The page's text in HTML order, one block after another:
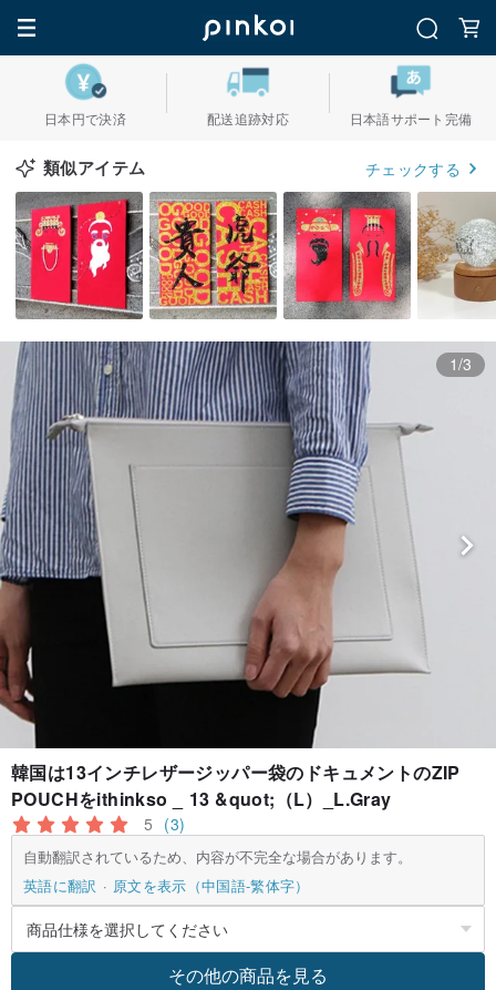
日本円で決済 配送追跡対応 日本語サポート完備
類似アイテム チェックする
1/3
韓国は13インチレザージッパー袋のドキュメントのZIP
POUCHをithinkso _ 13 &quot;（L）_L.Gray
5 (3)
自動翻訳されているため、内容が不完全な場合があります。
英語に翻訳
原文を表示（中国語-繁体字）
その他の商品を見る